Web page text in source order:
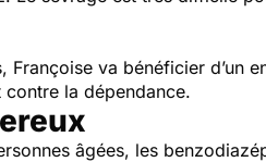
va bénéficier d’un
la dépendance.
âgées, les